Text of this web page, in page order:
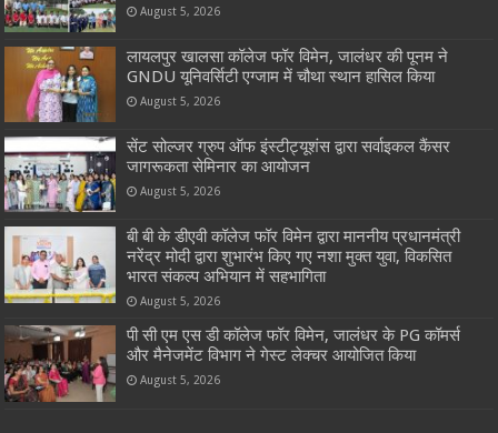
August 5, 2026
लायलपुर खालसा कॉलेज फॉर विमेन, जालंधर की पूनम ने
GNDU यूनिवर्सिटी एग्जाम में चौथा स्थान हासिल किया
August 5, 2026
सेंट सोल्जर ग्रुप ऑफ इंस्टीट्यूशंस द्वारा सर्वाइकल कैंसर
जागरूकता सेमिनार का आयोजन
August 5, 2026
बी बी के डीएवी कॉलेज फॉर विमेन द्वारा माननीय प्रधानमंत्री
नरेंद्र मोदी द्वारा शुभारंभ किए गए नशा मुक्त युवा, विकसित
भारत संकल्प अभियान में सहभागिता
August 5, 2026
पी सी एम एस डी कॉलेज फॉर विमेन, जालंधर के PG कॉमर्स
और मैनेजमेंट विभाग ने गेस्ट लेक्चर आयोजित किया
August 5, 2026